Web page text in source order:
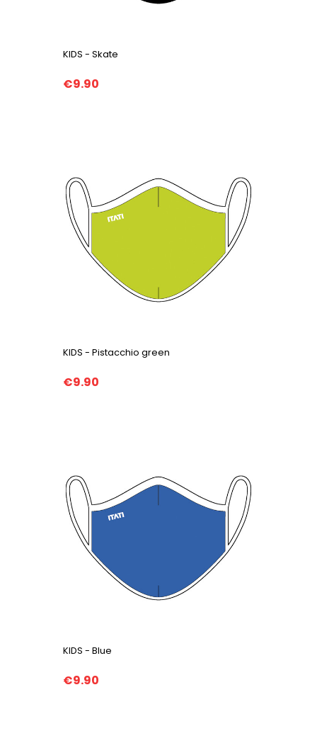
KIDS - Skate
€9.90
KIDS - Pistacchio green
€9.90
KIDS - Blue
€9.90